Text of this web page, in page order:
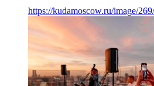
https://kudamoscow.ru/image/